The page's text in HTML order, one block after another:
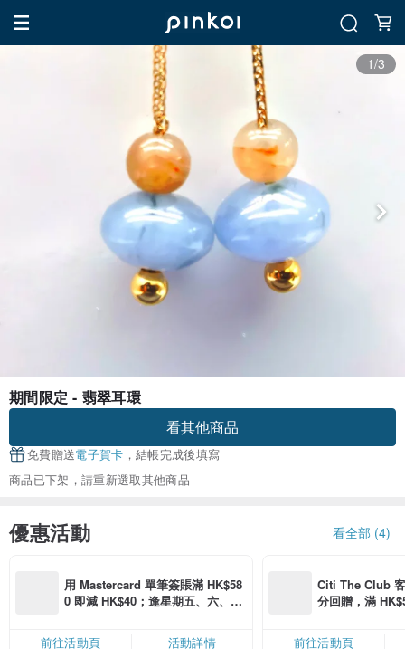
1/3
期間限定 - 翡翠耳環
看其他商品
免費贈送電子賀卡 ，結帳完成後填寫
商品已下架，請重新選取其他商品
優惠活動 看全部 (4)
用 Mastercard 單筆簽賬滿 HK$58
0 即減 HK$40；逢星期五、六、日
限，額滿即止，僅限「常用信用
前往活動頁 活動詳情
Citi The Club
分回贈，滿
前往活動頁